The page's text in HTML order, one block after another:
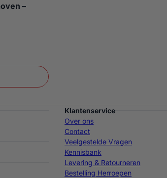
–
Klantenservice
Over ons
Contact
Veelgestelde Vragen
Kennisbank
Levering & Retourneren
Bestelling Herroepen